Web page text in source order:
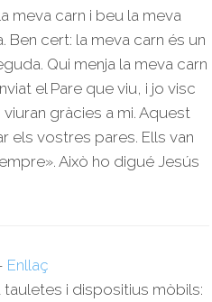
meva carn i beu la meva
Ben cert: la meva carn és un
Qui menja la meva carn
el Pare que viu, i jo visc
gràcies a mi. Aquest
els vostres pares. Ells van
Això ho digué Jesús
Enllaç
tauletes i dispositius mòbils: